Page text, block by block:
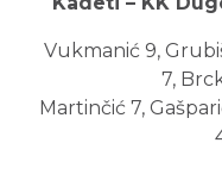
Vukmanić 9,
7,
Martinčić 7,